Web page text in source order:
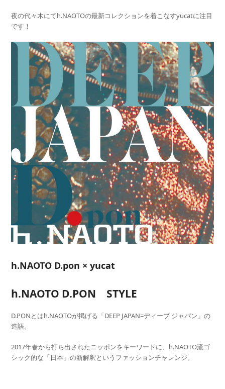
夜の代々木にてh.NAOTOの最新コレクションを着こなすyucatに注目
です！
h.NAOTO D.pon × yucat
h.NAOTO D.PON STYLE
D.PONとはh.NAOTOが掲げる「DEEP JAPAN=ディープ ジャパン」の
造語。
2017年春から打ち出されたニッポンをキーワードに、h.NAOTO流ゴ
シック的な「日本」の新解釈というファッションチャレンジ。